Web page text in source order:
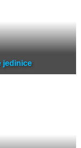
jedinice